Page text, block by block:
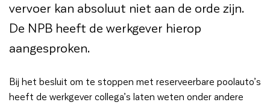
vervoer kan absoluut niet aan de orde zijn.
De NPB heeft de werkgever hierop
aangesproken.
Bij het besluit om te stoppen met reserveerbare poolauto’s
heeft de werkgever collega’s laten weten onder andere